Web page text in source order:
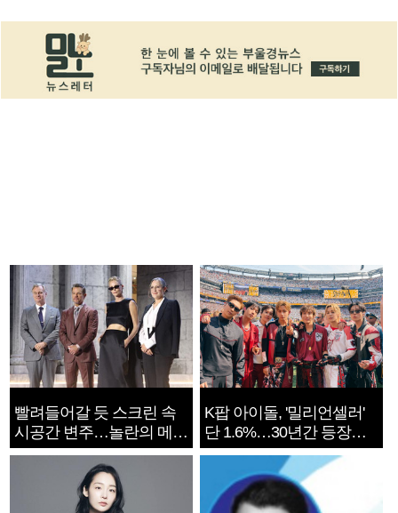
빨려들어갈 듯 스크린 속
시공간 변주…놀란의 메시
지는 ‘전쟁 속죄’
K팝 아이돌, '밀리언셀러'
단 1.6%…30년간 등장
1182개팀 전수조사